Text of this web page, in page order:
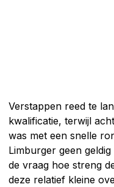
Verstappen reed te
kwalificatie, terwijl
was met een snelle
Limburger geen
de vraag hoe streng
deze relatief kleine